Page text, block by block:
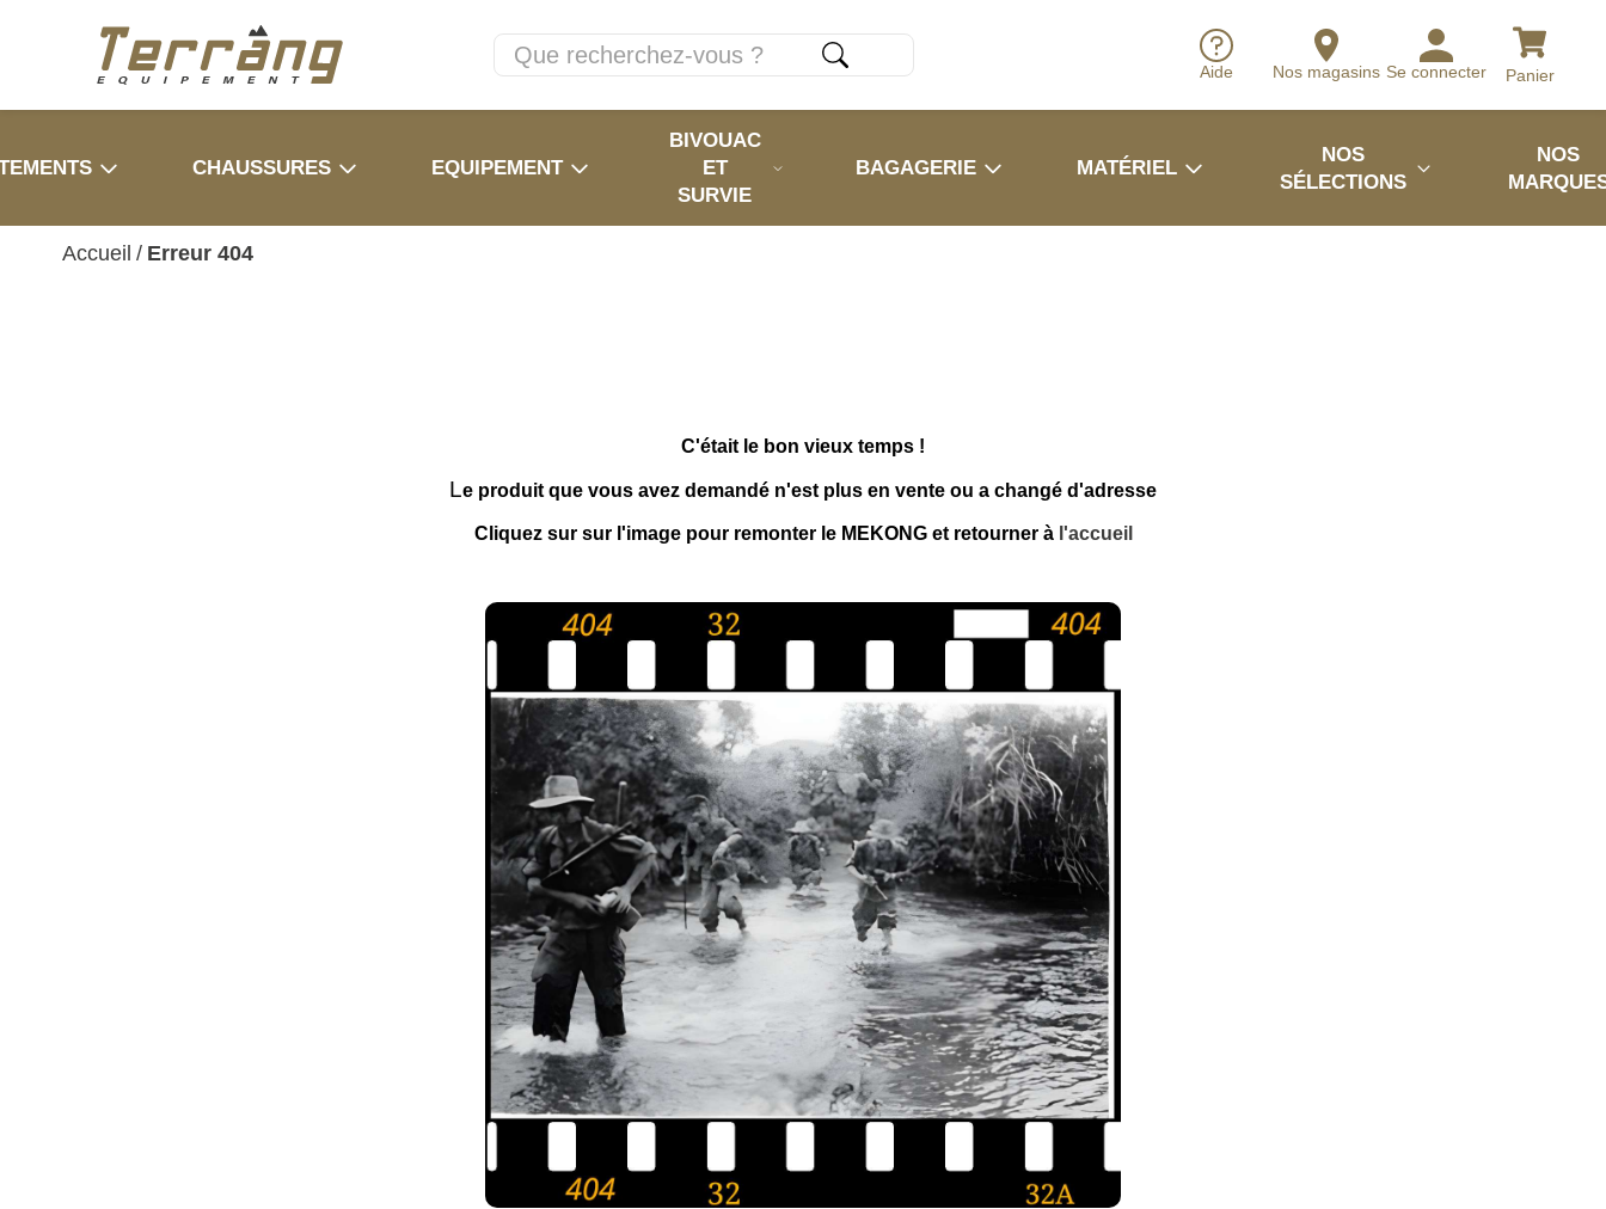
Aide Nos magasins Se connecter Panier
CHAUSSURES EQUIPEMENT
BIVOUAC
ET
SURVIE
BAGAGERIE MATÉRIEL
NOS
SÉLECTIONS
NOS
Accueil / Erreur 404
C'était le bon vieux temps !
Le produit que vous avez demandé n'est plus en vente ou a changé d'adresse
Cliquez sur sur l'image pour remonter le MEKONG et retourner à l'accueil